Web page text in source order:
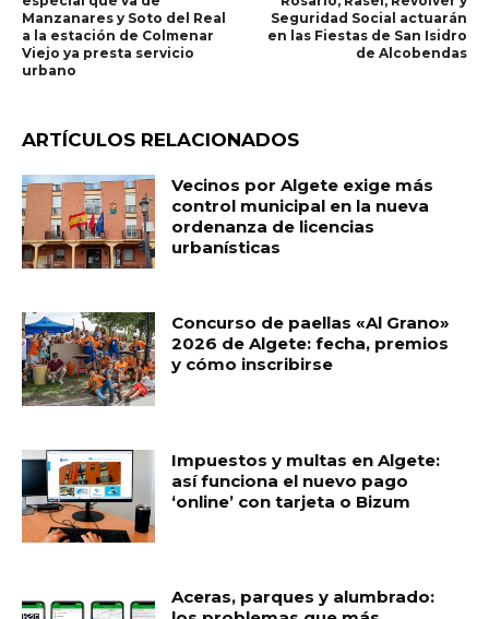
Manzanares y Soto del Real
a la estación de Colmenar
Viejo ya presta servicio
urbano
Seguridad Social actuarán
en las Fiestas de San Isidro
de Alcobendas
ARTÍCULOS RELACIONADOS
Vecinos por Algete exige más
control municipal en la nueva
ordenanza de licencias
urbanísticas
Concurso de paellas «Al Grano»
2026 de Algete: fecha, premios
y cómo inscribirse
Impuestos y multas en Algete:
así funciona el nuevo pago
‘online’ con tarjeta o Bizum
Aceras, parques y alumbrado: